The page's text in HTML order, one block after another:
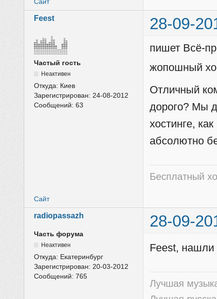
Сайт
Feest 28-09-
Частый гость
Неактивен
Откуда: Киев
Зарегистрирован:24-08-2012
Сообщений:63
пишет Всё-
жопошный
Отличный
дорого? Мы
хостинге,
абсолютно
Бесплатный
Сайт
radiopassazh 28-09-
Часть форума
Неактивен
Откуда: Екатеринбург
Зарегистрирован: 20-03-2012
Сообщений:765
Feest, нашли
Лучшая